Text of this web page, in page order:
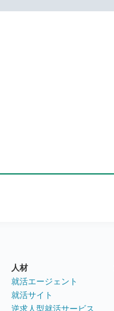
人材
就活エージェント
就活サイト
逆求人型就活サービス